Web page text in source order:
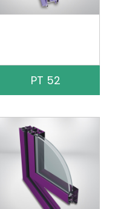
PT 52